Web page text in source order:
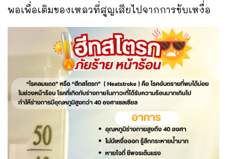
พอเพื่อเติมของเหลวที่สูญเสียไปจากการขับเหงื่อ